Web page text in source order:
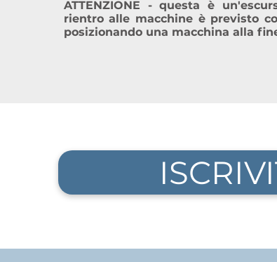
ATTENZIONE - questa è
rientro alle macchine è previsto
posizionando una macchina alla